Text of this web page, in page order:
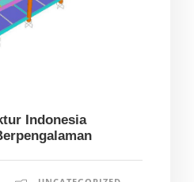
Indonesia